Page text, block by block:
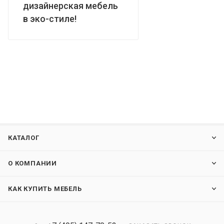
дизайнерская мебель
в эко-стиле!
КАТАЛОГ
О КОМПАНИИ
КАК КУПИТЬ МЕБЕЛЬ